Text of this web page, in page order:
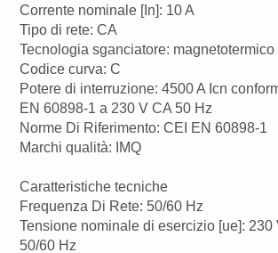
Corrente nominale [In]: 10 A
Tipo di rete: CA
Tecnologia sganciatore: magnetotermico
Codice curva: C
Potere di interruzione: 4500 A Icn
EN 60898-1 a 230 V CA 50 Hz
Norme Di Riferimento: CEI EN 60898-1
Marchi qualità: IMQ
Caratteristiche tecniche
Frequenza Di Rete: 50/60 Hz
Tensione nominale di esercizio [ue]: 230
50/60 Hz